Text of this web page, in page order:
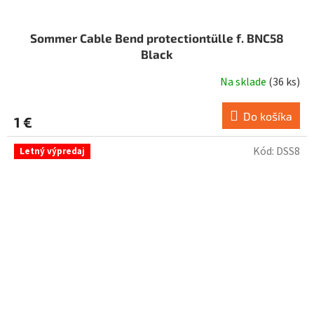
Sommer Cable Bend protectiontülle f. BNC58
Black
Na sklade (36 ks)
1 € Do košíka
Letný výpredaj Kód: DSS8